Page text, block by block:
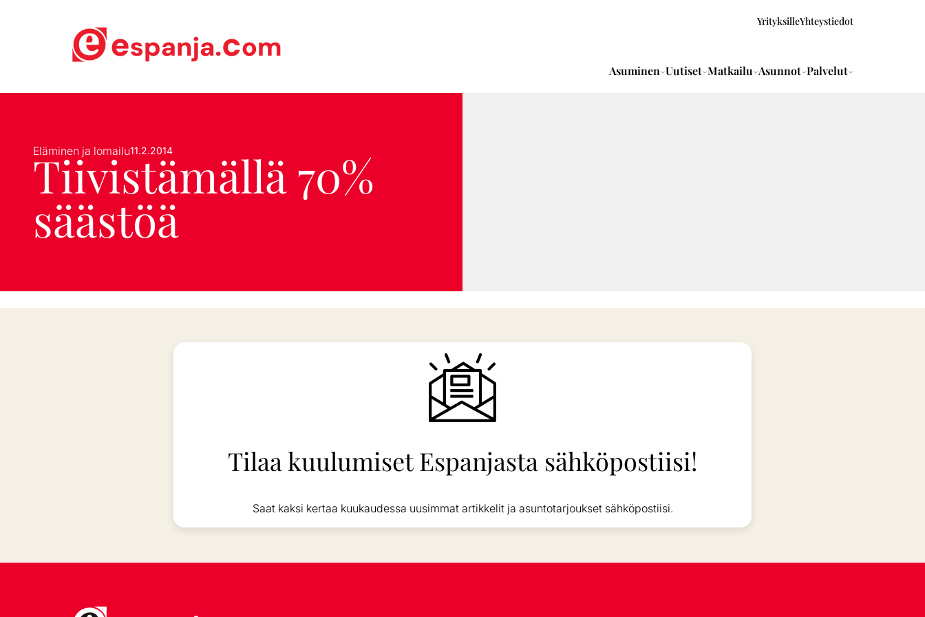
YrityksilleYhteystiedot
Asuminen Uutiset Matkailu Asunnot Palvelut
Eläminen ja lomailu11.2.2014
Tiivistämällä 70%
säästöä
Tilaa kuulumiset Espanjasta sähköpostiisi!
Saat kaksi kertaa kuukaudessa uusimmat artikkelit ja asuntotarjoukset sähköpostiisi.